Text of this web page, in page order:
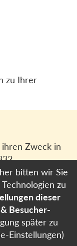
zu Ihrer
Zweck in
der
Medien
bitten wir Sie
zu
dieser
Besucher-
später zu
Einstellungen)